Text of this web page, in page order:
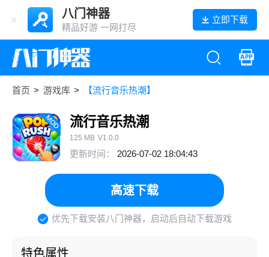
八门神器
精品好游 一网打尽
立即下载
首页 > 游戏库 > 【流行音乐热潮】
流行音乐热潮
125 MB V1.0.0
更新时间： 2026-07-02 18:04:43
高速下载
优先下载安装八门神器，启动后自动下载游戏
特色属性